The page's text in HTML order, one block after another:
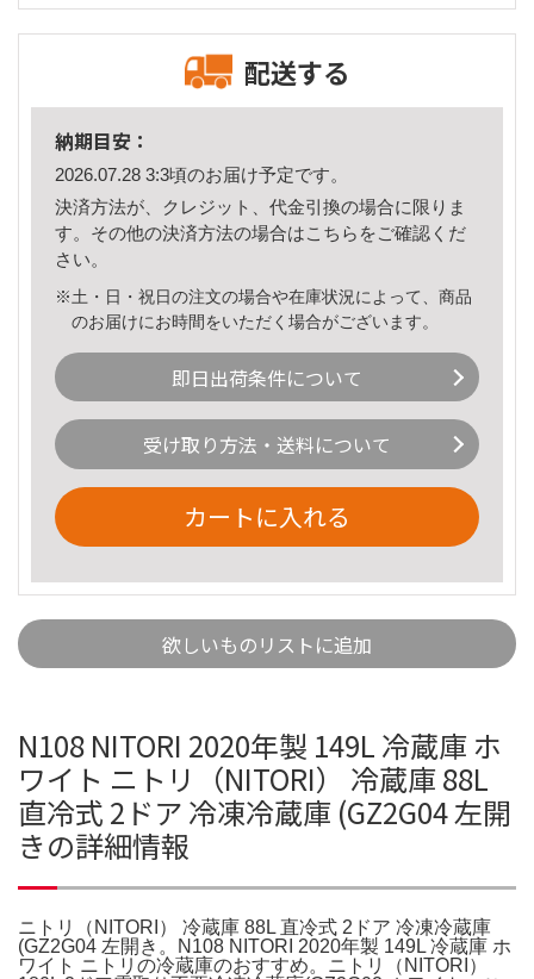
配送する
納期目安：
2026.07.28 3:3頃のお届け予定です。
決済方法が、クレジット、代金引換の場合に限りま
す。その他の決済方法の場合はこちら をご確認くだ
さい。
※土・日・祝日の注文の場合や在庫状況によって、商品
のお届けにお時間をいただく場合がございます。
即日出荷条件について
受け取り方法・送料について
カートに入れる
欲しいものリストに追加
N108 NITORI 2020年製 149L 冷蔵庫 ホ
ワイト ニトリ（NITORI） 冷蔵庫 88L
直冷式 2ドア 冷凍冷蔵庫 (GZ2G04 左開
きの詳細情報
ニトリ（NITORI） 冷蔵庫 88L 直冷式 2ドア 冷凍冷蔵庫
(GZ2G04 左開き。N108 NITORI 2020年製 149L 冷蔵庫 ホ
ワイト ニトリの冷蔵庫のおすすめ。ニトリ（NITORI）